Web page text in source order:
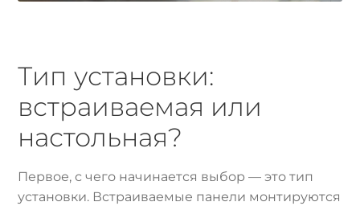
Тип установки:
встраиваемая или
настольная?
Первое, с чего начинается выбор — это тип
установки. Встраиваемые панели монтируются